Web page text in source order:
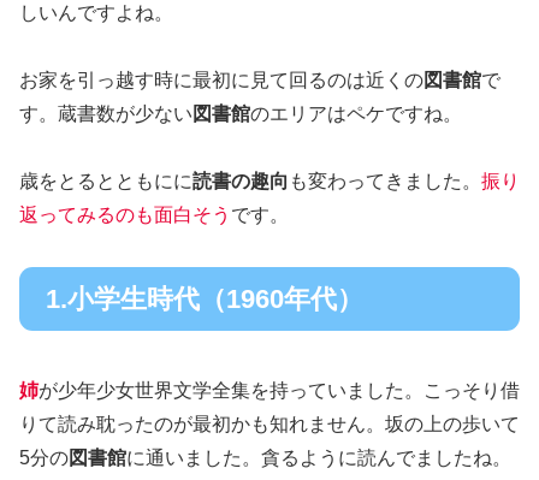
しいんですよね。
お家を引っ越す時に最初に見て回るのは近くの図書館で
す。蔵書数が少ない 図書館のエリアはペケですね。
歳をとるとともにに読書の趣向 も変わってきました。 振り
返ってみるのも面白そう です。
1.小学生時代（1960年代）
姉が少年少女世界文学全集を持っていました。こっそり借
りて読み耽ったのが最初かも知れません。坂の上の歩いて
5分の図書館に通いました。貪るように読んでましたね。